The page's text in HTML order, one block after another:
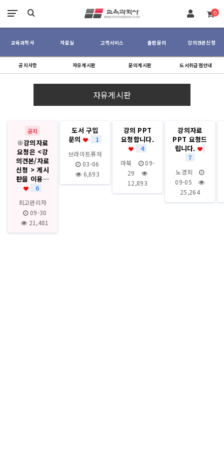
0
교육과학사 자료실 고객서비스 출판문의 강의견본신청
공지사항 자유게시판 문의게시판 도서취급점안내
자유게시판
공지
※강의자료
요청은 <강
의견본/자료
신청 > 게시
판을 이용…
6
최고관리자
09-30
21,481
도서 구입
문의
1
브라이트퓨쳐
03-06
6,693
강의 PPT
요청합니다.
4
마북
09-
29
12,893
강의자료
PPT 요청드
립니다.
7
노경희
09-05
25,264